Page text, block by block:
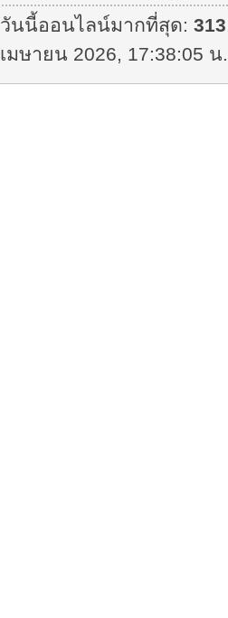
วันนี้ออนไลน์มากที่สุด:313
เมษายน 2026, 17:38:05 น